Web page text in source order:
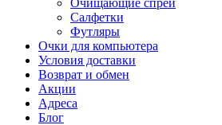
Очищающие спреи
Салфетки
Футляры
Очки для компьютера
Условия доставки
Возврат и обмен
Акции
Адреса
Блог